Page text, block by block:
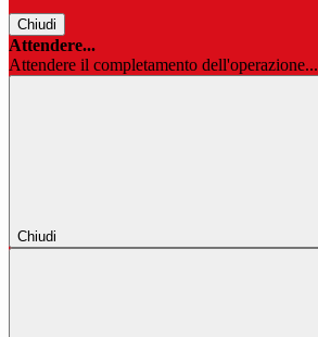
Chiudi
Attendere...
Attendere il completamento dell'operazione...
Chiudi